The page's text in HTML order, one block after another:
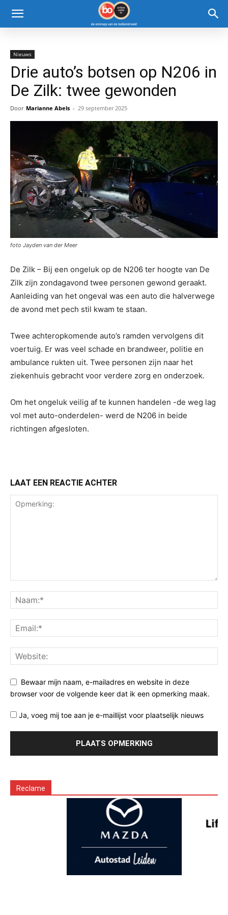
Nieuws
Drie auto’s botsen op N206 in
De Zilk: twee gewonden
Door Marianne Abels - 29 september 2025
foto Jayden van der Meer
De Zilk – Bij een ongeluk op de N206 ter hoogte van De
Zilk zijn zondagavond twee personen gewond geraakt.
Aanleiding van het ongeval was een auto die halverwege
de avond met pech stil kwam te staan.
Twee achteropkomende auto’s ramden vervolgens dit
voertuig. Er was veel schade en brandweer, politie en
ambulance rukten uit. Twee personen zijn naar het
ziekenhuis gebracht voor verdere zorg en onderzoek.
Om het ongeluk veilig af te kunnen handelen -de weg lag
vol met auto-onderdelen- werd de N206 in beide
richtingen afgesloten.
LAAT EEN REACTIE ACHTER
Bewaar mijn naam, e-mailadres en website in deze
browser voor de volgende keer dat ik een opmerking maak.
Ja, voeg mij toe aan je e-maillijst voor plaatselijk nieuws
Reclame